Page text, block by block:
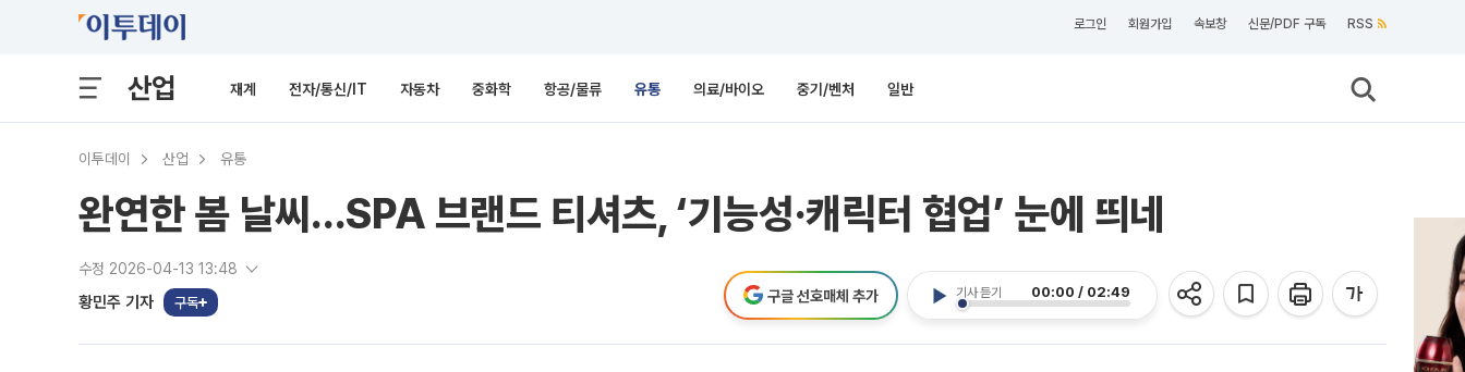
로그인 회원가입 속보창 신문/PDF 구독 RSS
산업 재계 전자/통신/IT 자동차 중화학 항공/물류 유통 의료/바이오 중기/벤처 일반
이투데이 산업 유통
완연한 봄 날씨…SPA 브랜드 티셔츠, ‘기능성·캐릭터 협업’ 눈에 띄네
수정 2026-04-13 13:48
황민주 기자 구독
기사 듣기 00:00 / 02:49
구글 선호매체 추가